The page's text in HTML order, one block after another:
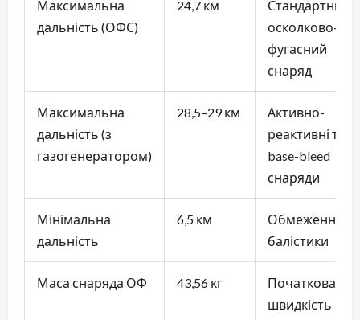
Максимальна
дальність (ОФС)
24,7 км
Стандартний
осколково-
фугасний
снаряд
Максимальна
дальність (з
газогенератором)
28,5–29 км
Активно-
реактивні та
base-bleed
снаряди
Мінімальна
дальність
6,5 км
Обмеження
балістики
Маса снаряда ОФ 43,56 кг
Початкова
швидкість